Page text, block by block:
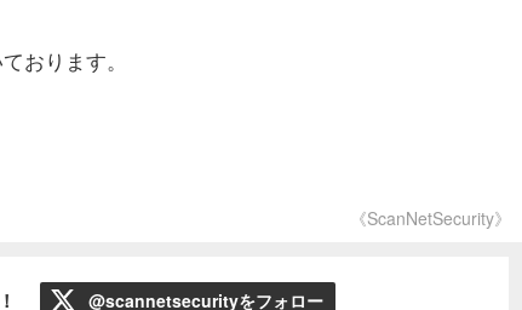
おります。
《ScanNetSecurity》
@scannetsecurityをフォロー